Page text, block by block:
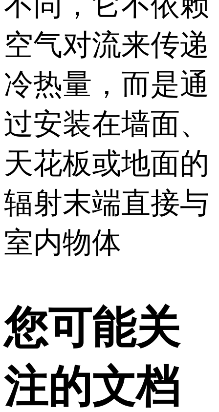
空气对流来传递
冷热量，而是通
过安装在墙面、
天花板或地面的
辐射末端直接与
室内物体
您可能关
注的文档